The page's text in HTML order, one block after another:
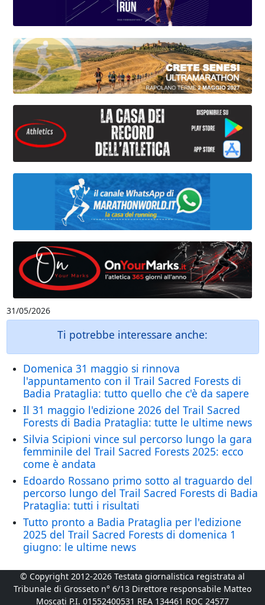
31/05/2026
Ti potrebbe interessare anche:
Domenica 31 maggio si rinnova
l'appuntamento con il Trail Sacred Forests di
Badia Prataglia: tutto quello che c'è da sapere
Il 31 maggio l'edizione 2026 del Trail Sacred
Forests di Badia Prataglia: tutte le ultime news
Silvia Scipioni vince sul percorso lungo la gara
femminile del Trail Sacred Forests 2025: ecco
come è andata
Edoardo Rossano primo sotto al traguardo del
percorso lungo del Trail Sacred Forests di Badia
Prataglia: tutti i risultati
Tutto pronto a Badia Prataglia per l'edizione
2025 del Trail Sacred Forests di domenica 1
giugno: le ultime news
© Copyright 2012-2026 Testata giornalistica registrata al
Tribunale di Grosseto n° 6/13 Direttore responsabile Matteo
Moscati P.I. 01552400531 REA 134461 ROC 24577